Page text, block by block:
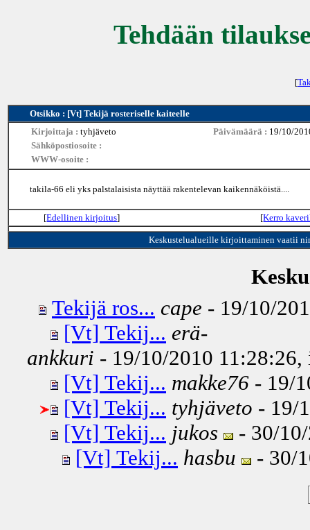
Tehdään
[
Otsikko : [Vt] Tekijä rosteriselle kaiteelle
Kirjoittaja : tyhjäveto Päivämäärä : 19/10/
Sähköpostiosoite :
WWW-osoite :
takila-66 eli yks palstalaisista näyttää rakentelevan kaikennäköistä....
[Edellinen kirjoitus] [Kerro
Keskustelualueille kirjoittaminen vaatii
Tekijä ros... cape - 19/10/
[Vt] Tekij... erä-
ankkuri - 19/10/2010 11:28:26,
[Vt] Tekij... makke76 - 19/
[Vt] Tekij... tyhjäveto - 19/
[Vt] Tekij... jukos
- 30/
[Vt] Tekij... hasbu - 30/